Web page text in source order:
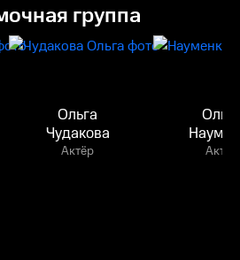
группа
Ольга
Чудакова
Актёр Актёр